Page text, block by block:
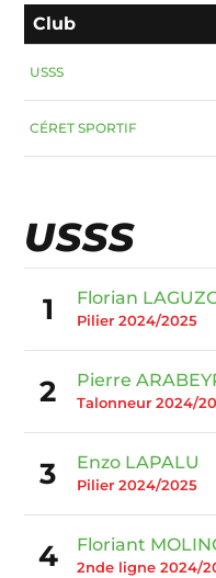
Club
USSS
CÉRET SPORTIF
USSS
1 Florian
Pilier 2024/2025
2 Pierre
Talonneur 2024/
3 Enzo LAPALU
Pilier 2024/2025
4 Floriant
2nde ligne 2024/